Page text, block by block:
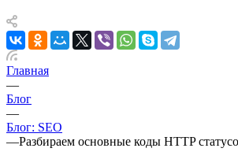
Главная
—
Блог
—
Блог: SEO
—Разбираем основные коды HTTP